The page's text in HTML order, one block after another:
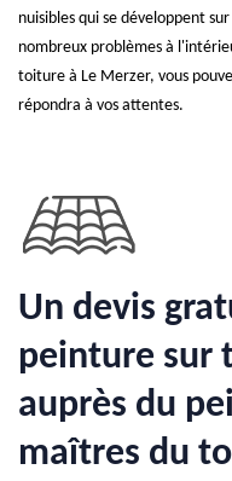
nuisibles qui se développent
nombreux problèmes à
toiture à Le Merzer, vous
répondra à vos attentes.
Un devis
peinture sur
auprès du
maîtres du